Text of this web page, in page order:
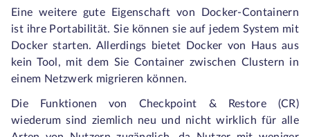
Eine weitere gute Eigenschaft von Docker-Containern
ist ihre Portabilität. Sie können sie auf jedem System mit
Docker starten. Allerdings bietet Docker von Haus aus
kein Tool, mit dem Sie Container zwischen Clustern in
einem Netzwerk migrieren können.
Die Funktionen von Checkpoint & Restore (CR)
wiederum sind ziemlich neu und nicht wirklich für alle